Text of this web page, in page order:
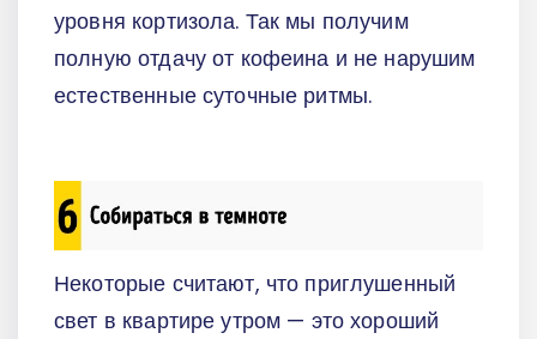
уровня кортизола. Так мы получим
полную отдачу от кофеина и не нарушим
естественные суточные ритмы.
Некоторые считают, что приглушенный
свет в квартире утром — это хороший